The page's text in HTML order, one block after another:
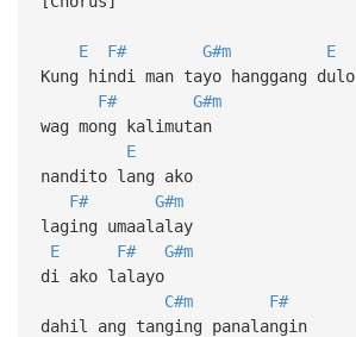
E F# G#m
E
Kung hindi man tayo hanggang dulo
F#
G#m
wag mong kalimutan
E
nandito lang ako
F#
G#m
laging umaalalay
E
F#
G#m
di ako lalayo
C#m
F#
dahil ang tanging panalangin